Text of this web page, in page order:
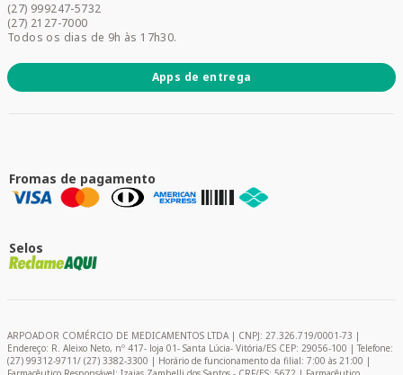
Promoções
(27) 999247-5732
(27) 2127-7000
Todos os dias de 9h às 17h30.
Apps de entrega
Fromas de pagamento
Selos
ARPOADOR COMÉRCIO DE MEDICAMENTOS LTDA | CNPJ: 27.326.719/0001-73 |
Endereço: R. Aleixo Neto, nº 417- loja 01- Santa Lúcia- Vitória/ES CEP: 29056-100 | Telefone:
(27) 99312-9711/ (27) 3382-3300 | Horário de funcionamento da filial: 7:00 às 21:00 |